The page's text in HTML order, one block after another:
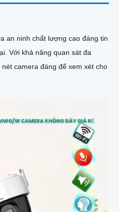
an ninh chất lượng cao đáng tin
camera đáng để xem xét cho